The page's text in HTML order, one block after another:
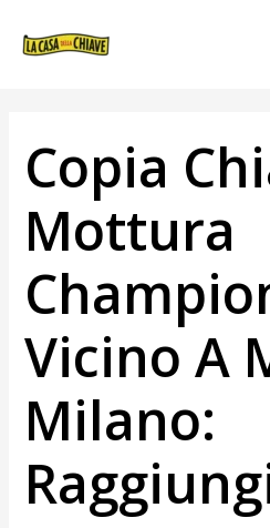
Copia
Mottura
Vicino A
Milano:
ARTICOLI